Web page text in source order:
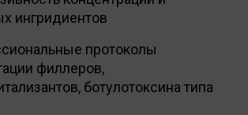
ингридиентов
протоколы
филлеров,
ботулотоксина типа